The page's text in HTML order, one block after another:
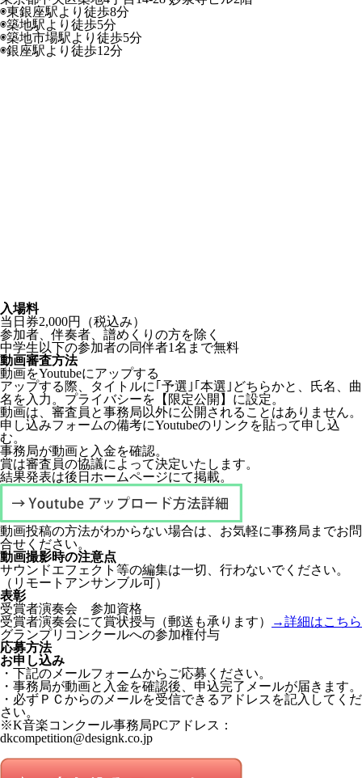
◉東銀座駅より徒歩8分
◉築地駅より徒歩5分
◉築地市場駅より徒歩5分
◉銀座駅より徒歩12分
入場料
当日券2,000円（税込み）
参加者、伴奏者、譜めくりの方を除く
中学生以下の参加者の同伴者1名まで無料
動画審査方法
動画をYoutubeにアップする
アップする際、
タイトルに｢予選｣｢本選｣どちらかと、氏名、曲
名を入力。プライバシーを【限定公開】に設定。
動画は、審査員と事務局以外に公開されることはありません。
申し込みフォームの備考にYoutubeのリンクを貼って申し込
む。
事務局が動画と入金を確認。
賞は審査員の協議によって決定いたします。
結果発表は後日ホームページにて掲載。
動画投稿の方法がわからない場合は、お気軽に事務局までお問
合せください。
動画撮影時の注意点
サウンドエフェクト等の編集は一切、行わないでください。
（リモートアンサンブル可）
表彰
受賞者演奏会 参加資格
受賞者演奏会にて賞状授与（郵送も承ります）
→詳細はこちら
グランプリコンクールへの参加権付与
応募方法
お申し込み
・下記のメールフォームからご応募ください。
・事務局が動画と入金を確認後、申込完了メールが届きます。
・必ずＰＣからのメールを受信できるアドレスを記入してくだ
さい。
※K音楽コンクール事務局PCアドレス：
dkcompetition@designk.co.jp